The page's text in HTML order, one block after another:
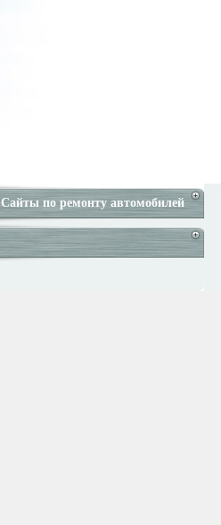
Сайты по ремонту автомобилей